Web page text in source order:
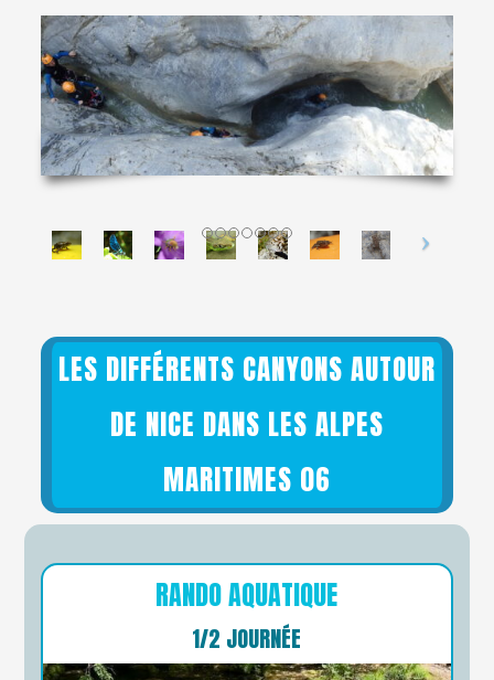
LES DIFFÉRENTS CANYONS AUTOUR
DE NICE DANS LES ALPES
MARITIMES 06
RANDO AQUATIQUE
1/2 JOURNÉE